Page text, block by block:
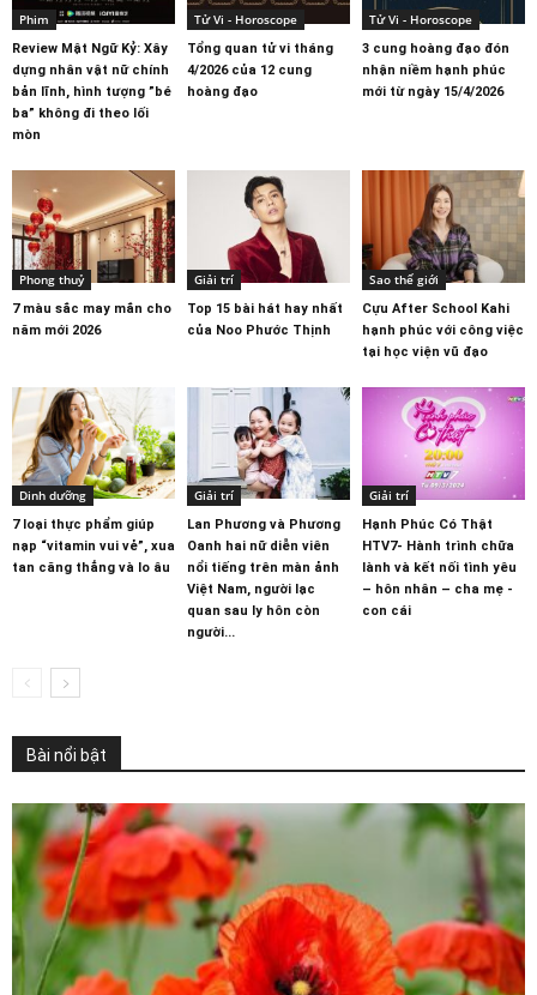
Phim
Review Mật Ngữ Kỷ: Xây
dựng nhân vật nữ chính
bản lĩnh, hình tượng ”bé
ba” không đi theo lối
mòn
Tử Vi - Horoscope
Tổng quan tử vi tháng
4/2026 của 12 cung
hoàng đạo
Tử Vi - Horoscope
3 cung hoàng đạo đón
nhận niềm hạnh phúc
mới từ ngày 15/4/2026
Phong thuỷ
7 màu sắc may mắn cho
năm mới 2026
Giải trí
Top 15 bài hát hay nhất
của Noo Phước Thịnh
Sao thế giới
Cựu After School Kahi
hạnh phúc với công việc
tại học viện vũ đạo
Dinh dưỡng
7 loại thực phẩm giúp
nạp “vitamin vui vẻ”, xua
tan căng thẳng và lo âu
Giải trí
Lan Phương và Phương
Oanh hai nữ diễn viên
nổi tiếng trên màn ảnh
Việt Nam, người lạc
quan sau ly hôn còn
người...
Giải trí
Hạnh Phúc Có Thật
HTV7- Hành trình chữa
lành và kết nối tình yêu
– hôn nhân – cha mẹ -
con cái
Bài nổi bật